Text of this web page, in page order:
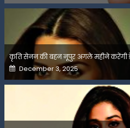
कृति सेनन की बहन नूपुर अगले महीने करेंगी
Posted
on
December 3, 2025